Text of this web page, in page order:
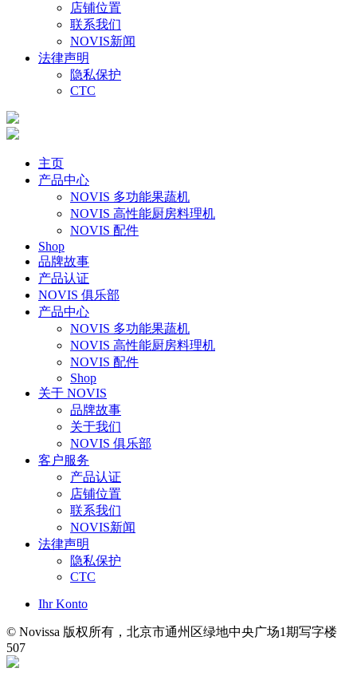
店铺位置
联系我们
NOVIS新闻
法律声明
隐私保护
CTC
主页
产品中心
NOVIS 多功能果蔬机
NOVIS 高性能厨房料理机
NOVIS 配件
Shop
品牌故事
产品认证
NOVIS 俱乐部
产品中心
NOVIS 多功能果蔬机
NOVIS 高性能厨房料理机
NOVIS 配件
Shop
关于 NOVIS
品牌故事
关于我们
NOVIS 俱乐部
客户服务
产品认证
店铺位置
联系我们
NOVIS新闻
法律声明
隐私保护
CTC
Ihr Konto
© Novissa 版权所有，北京市通州区绿地中央广场1期写字楼
507